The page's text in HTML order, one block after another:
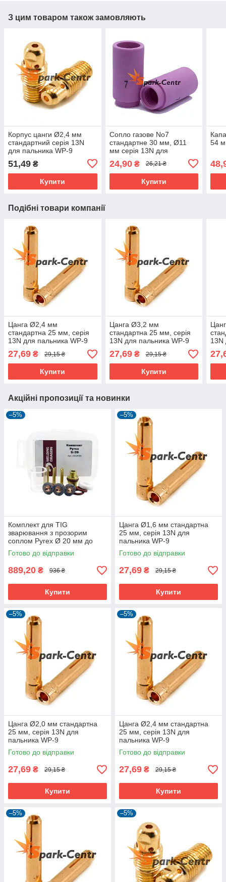
З цим товаром також замовляють
Корпус цанги Ø2,4 мм
стандартний серія 13N
для пальника WP-9
51,49 ₴
Купити
Сопло газове No7
стандартне 30 мм, Ø11
мм серія 13N для
24,90₴ 26,21 ₴
Купити
54
Подібні товари компанії
Цанга Ø2,4 мм
стандартна 25 мм, серія
13N для пальника WP-9
27,69 ₴ 29,15 ₴
Купити
Цанга Ø3,2 мм
стандартна 25 мм, серія
13N для пальника WP-9
27,69₴ 29,15 ₴
Купити
13N
Акційні пропозиції та новинки
–5%
Комплект для TIG
зварювання з прозорим
соплом Pyrex Ø 20 мм до
пальників WP-9
Готово до відправки
889,20 ₴ 936 ₴
Купити
–5%
Цанга Ø1,6 мм стандартна
25 мм, серія 13N для
пальника WP-9
Готово до відправки
27,69 ₴ 29,15 ₴
Купити
–5%
Цанга Ø2,0 мм стандартна
25 мм, серія 13N для
пальника WP-9
Готово до відправки
27,69 ₴ 29,15 ₴
Купити
–5%
Цанга Ø2,4 мм стандартна
25 мм, серія 13N для
пальника WP-9
Готово до відправки
27,69 ₴ 29,15 ₴
Купити
–5% –5%